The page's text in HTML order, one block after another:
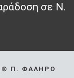
σε Ν.
Π. ΦΆΛΗΡΟ